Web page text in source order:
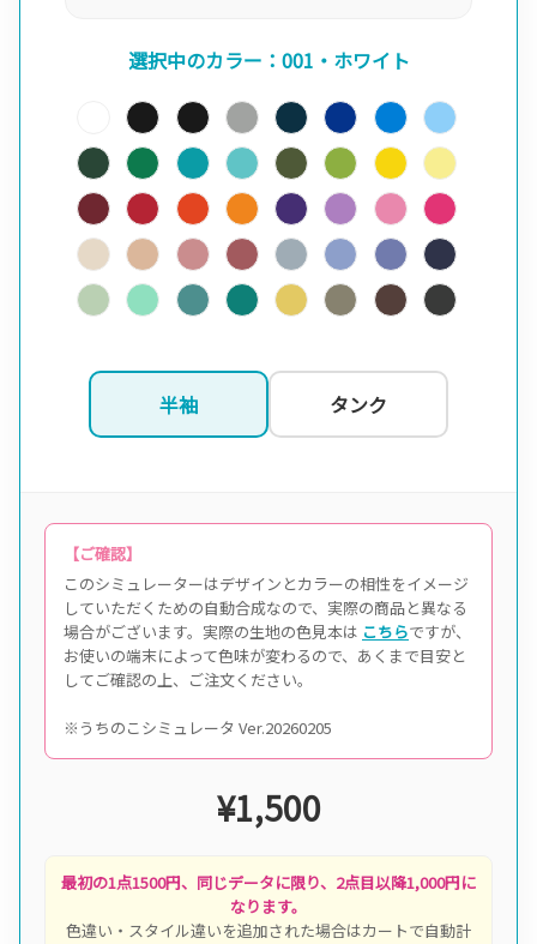
選択中のカラー：001・ホワイト
半袖 タンク
【ご確認】
このシミュレーターはデザインとカラーの相性をイメージ
していただくための自動合成なので、実際の商品と異なる
場合がございます。実際の生地の色見本は こちらですが、
お使いの端末によって色味が変わるので、あくまで目安と
してご確認の上、ご注文ください。
※うちのこシミュレータ Ver.20260205
¥1,500
最初の1点1500円、同じデータに限り、2点目以降1,000円に
なります。
色違い・スタイル違いを追加された場合はカートで自動計